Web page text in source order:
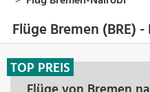
Flüge Bremen (BRE)
TOP PREIS